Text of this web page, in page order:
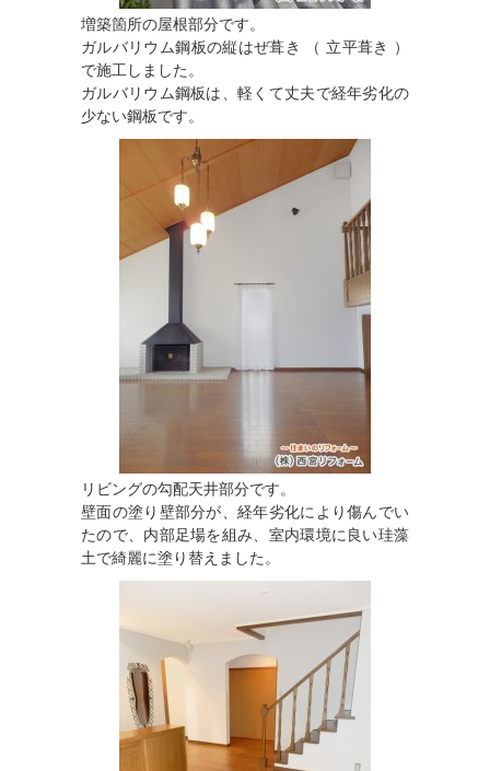
増築箇所の屋根部分です。
ガルバリウム鋼板の縦はぜ葺き （ 立平葺き ）
で施工しました。
ガルバリウム鋼板は、軽くて丈夫で経年劣化の
少ない鋼板です。
リビングの勾配天井部分です。
壁面の塗り壁部分が、経年劣化により傷んでい
たので、内部足場を組み、室内環境に良い珪藻
土で綺麗に塗り替えました。